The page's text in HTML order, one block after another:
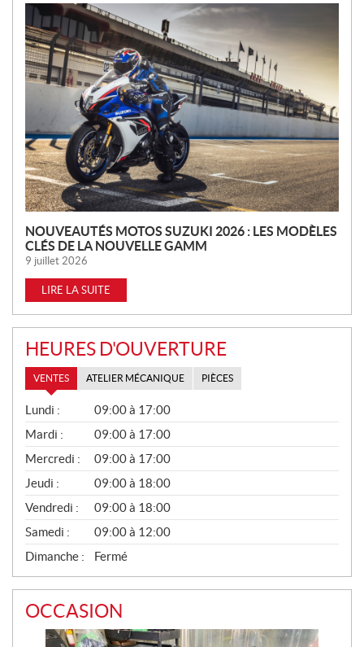
N
O
U
V
E
E
S
NOUVEAUTÉS MOTOS SUZUKI 2026 : LES MODÈLES
CLÉS DE LA NOUVELLE GAMM
9 juillet 2026
LIRE LA SUITE
HEURES D'OUVERTURE
VENTES ATELIER MÉCANIQUE PIÈCES
V
E
N
T
E
S
Lundi :
09:00 à 17:00
Mardi :
09:00 à 17:00
Mercredi :
09:00 à 17:00
Jeudi :
09:00 à 18:00
Vendredi :
09:00 à 18:00
Samedi :
09:00 à 12:00
Dimanche :
Fermé
OCCASION